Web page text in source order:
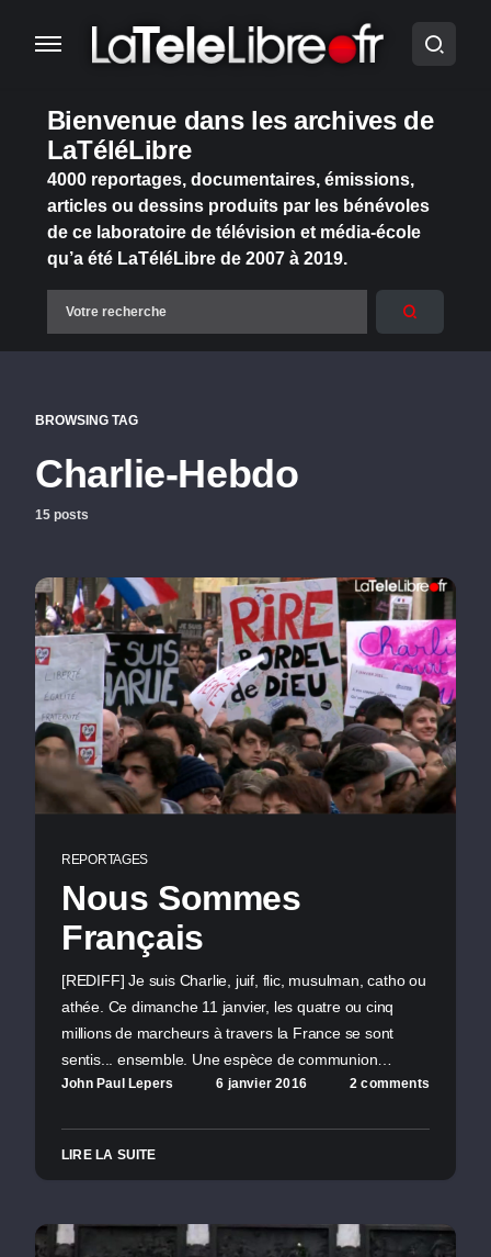
Bienvenue dans les archives de
LaTéléLibre
4000 reportages, documentaires, émissions,
articles ou dessins produits par les bénévoles
de ce laboratoire de télévision et média-école
qu’a été LaTéléLibre de 2007 à 2019.
BROWSING TAG
Charlie-Hebdo
15 posts
REPORTAGES
Nous Sommes
Français
[REDIFF] Je suis Charlie, juif, flic, musulman, catho ou
athée. Ce dimanche 11 janvier, les quatre ou cinq
millions de marcheurs à travers la France se sont
sentis... ensemble. Une espèce de communion…
John Paul Lepers 6 janvier 2016 2 comments
LIRE LA SUITE